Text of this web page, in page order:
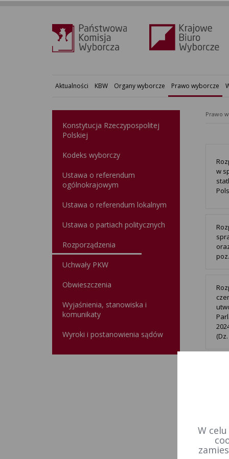
Aktualności KBW Organy wyborcze Prawo wyborcze
Konstytucja Rzeczypospolitej
Polskiej​
Kodeks wyborczy
Ustawa o referendum
ogólnokrajowym
Ustawa o referendum lokalnym
Ustawa o partiach politycznych
Rozporządzenia
Uchwały PKW
Obwieszczenia
Wyjaśnienia, stanowiska i
komunikaty
Wyroki i postanowienia sądów
Prawo
w
w
W